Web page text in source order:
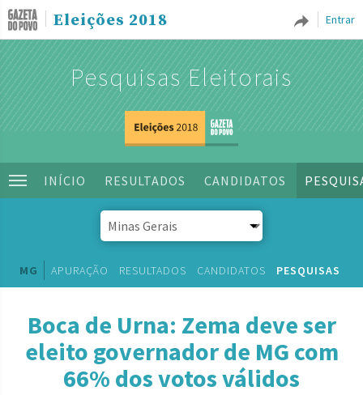
Entrar
Eleições 2018
Pesquisas Eleitorais
INÍCIO RESULTADOS CANDIDATOS
MG APURAÇÃO RESULTADOS CANDIDATOS PESQUISAS
Boca de Urna: Zema deve ser
eleito governador de MG com
66% dos votos válidos